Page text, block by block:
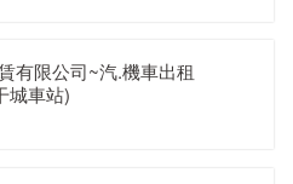
有限公司~汽.機車出租
城車站)